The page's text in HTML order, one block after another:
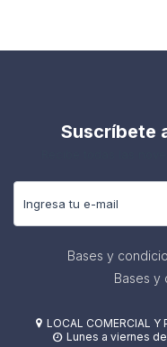
Suscríbete
Bases y
Bases y
 LOCAL COMERCIAL Y
 Lunes a viernes